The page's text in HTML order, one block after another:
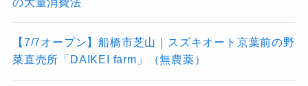
【7/7オープン】船橋市芝山｜スズキオート京葉前の野
菜直売所「DAIKEI farm」（無農薬）